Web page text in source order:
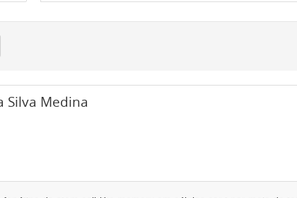
Silva Medina